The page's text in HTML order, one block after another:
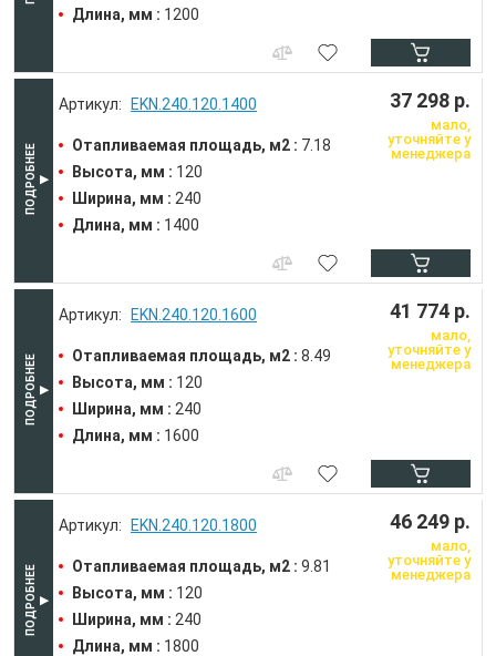
Длина, мм : 1200
EKN.240.120.1400
Отапливаемая площадь, м2 : 7.18
Высота, мм : 120
Ширина, мм : 240
Длина, мм : 1400
37 298 р.
мало,
уточняйте у
менеджера
EKN.240.120.1600
Отапливаемая площадь, м2 : 8.49
Высота, мм : 120
Ширина, мм : 240
Длина, мм : 1600
41 774 р.
мало,
уточняйте у
менеджера
EKN.240.120.1800
Отапливаемая площадь, м2 : 9.81
Высота, мм : 120
Ширина, мм : 240
Длина, мм : 1800
46 249 р.
мало,
уточняйте у
менеджера